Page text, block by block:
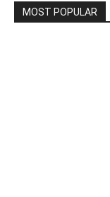
MOST POPULAR